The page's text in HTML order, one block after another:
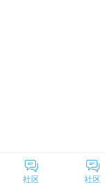
社区 社区